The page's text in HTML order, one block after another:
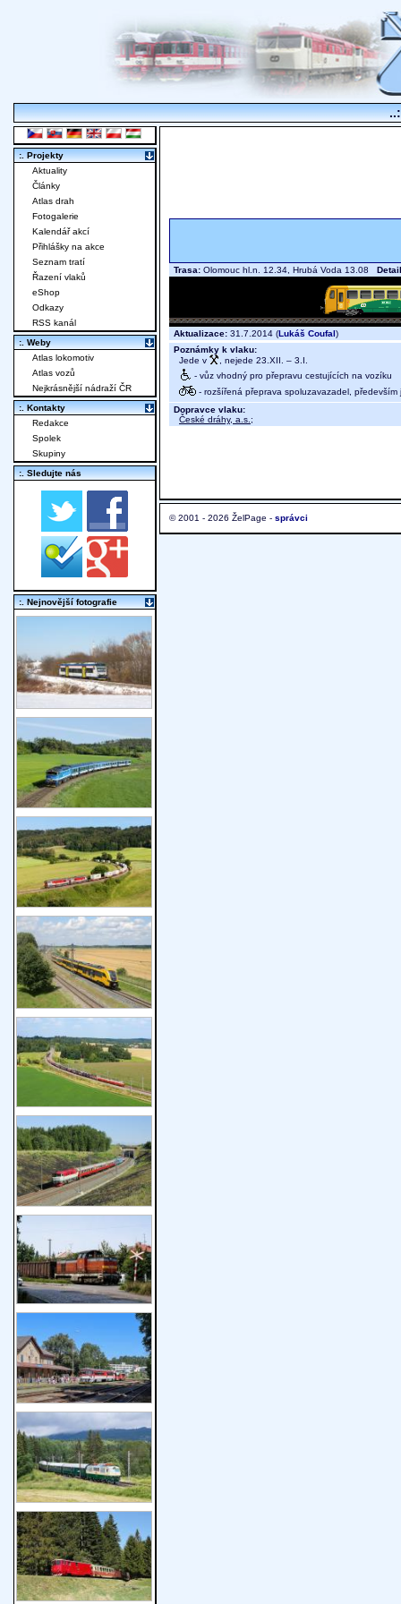
Trasa: Olomouc hl.n. 12.34, Hrubá Voda 13.08
Aktualizace: 31.7.2014 (Lukáš Coufal)
Poznámky k vlaku:
Jede v
, nejede 23.XII. – 3.I.
- vůz vhodný pro přepravu cestujících na vozíku
- rozšířená přeprava spoluzavazadel, především
Dopravce vlaku:
České dráhy, a.s. ;
© 2001 - 2026 ŽelPage - správci
:. Projekty
Aktuality
Články
Atlas drah
Fotogalerie
Kalendář akcí
Přihlášky na akce
Seznam tratí
Řazení vlaků
eShop
Odkazy
RSS kanál
:. Weby
Atlas lokomotiv
Atlas vozů
Nejkrásnější nádraží ČR
:. Kontakty
Redakce
Spolek
Skupiny
:. Sledujte nás
:. Nejnovější fotografie